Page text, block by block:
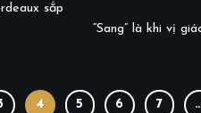
sắp
“Sang” là khi vị
4 5 6 7